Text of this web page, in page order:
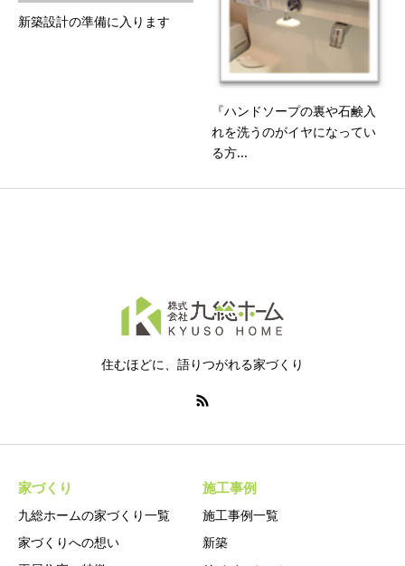
新築設計の準備に入ります
『ハンドソープの裏や石鹸入
れを洗うのがイヤになってい
る方...
住むほどに、語りつがれる家づくり
家づくり
九総ホームの家づくり一覧
家づくりへの想い
施工事例
施工事例一覧
新築